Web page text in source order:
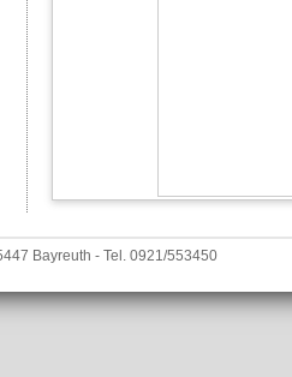
Bayreuth - Tel. 0921/553450